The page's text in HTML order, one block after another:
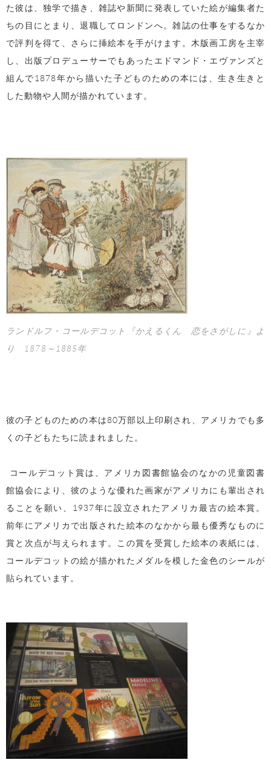
た彼は、独学で描き、雑誌や新聞に発表していた絵が編集者た
ちの目にとまり、退職してロンドンへ。雑誌の仕事をするなか
で評判を得て、さらに挿絵本を手がけます。木版画工房を主宰
し、出版プロデューサーでもあったエドマンド・エヴァンズと
組んで1878年から描いた子どものための本には、生き生きと
した動物や人間が描かれています。
ランドルフ・コールデコット『かえるくん 恋をさがしに』よ
り 1878～1885年
彼の子どものための本は80万部以上印刷され、アメリカでも多
くの子どもたちに読まれました。
コールデコット賞は、アメリカ図書館協会のなかの児童図書
館協会により、彼のような優れた画家がアメリカにも輩出され
ることを願い、 1937年に設立されたアメリカ最古の絵本賞。
前年にアメリカで出版された絵本のなかから最も優秀なものに
賞と次点が与えられます。この賞を受賞した絵本の表紙には、
コールデコットの絵が描かれたメダルを模した金色のシールが
貼られています。